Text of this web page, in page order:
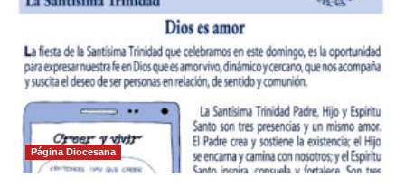
Página Diocesana